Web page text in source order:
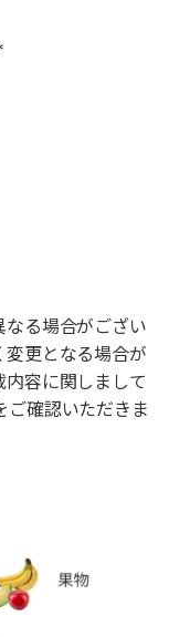
る場合がござい
更となる場合が
内容に関しまして
ご確認いただきま